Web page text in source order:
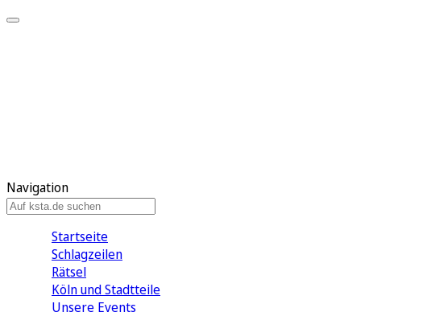
Navigation
Startseite
Schlagzeilen
Rätsel
Köln und Stadtteile
Unsere Events